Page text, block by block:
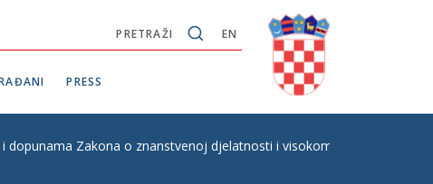
EN
PRETRAŽI
PRESS
Zakona o znanstvenoj djelatnosti i visokom obrazovanju, P.